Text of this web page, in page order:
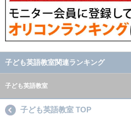
子ども英語教室関連ランキング
子ども英語教室
子ども英語教室 TOP